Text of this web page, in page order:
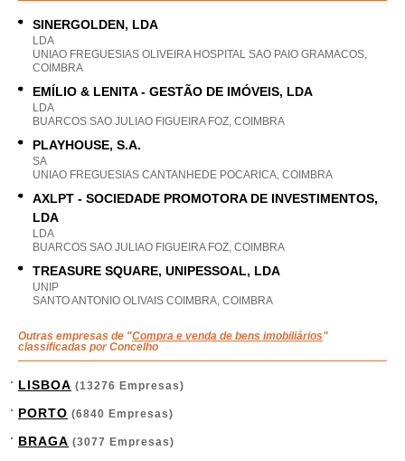
SINERGOLDEN, LDA
LDA
UNIAO FREGUESIAS OLIVEIRA HOSPITAL SAO PAIO GRAMACOS,
COIMBRA
EMÍLIO & LENITA - GESTÃO DE IMÓVEIS, LDA
LDA
BUARCOS SAO JULIAO FIGUEIRA FOZ, COIMBRA
PLAYHOUSE, S.A.
SA
UNIAO FREGUESIAS CANTANHEDE POCARICA, COIMBRA
AXLPT - SOCIEDADE PROMOTORA DE INVESTIMENTOS,
LDA
LDA
BUARCOS SAO JULIAO FIGUEIRA FOZ, COIMBRA
TREASURE SQUARE, UNIPESSOAL, LDA
UNIP
SANTO ANTONIO OLIVAIS COIMBRA, COIMBRA
Outras empresas de "Compra e venda de bens imobiliários"
classificadas por Concelho
LISBOA (13276 Empresas)
PORTO (6840 Empresas)
BRAGA (3077 Empresas)